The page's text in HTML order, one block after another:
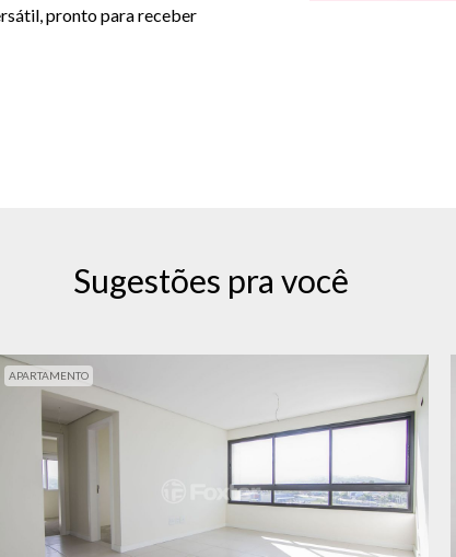
pronto para receber
Sugestões pra você
APARTAMENTO